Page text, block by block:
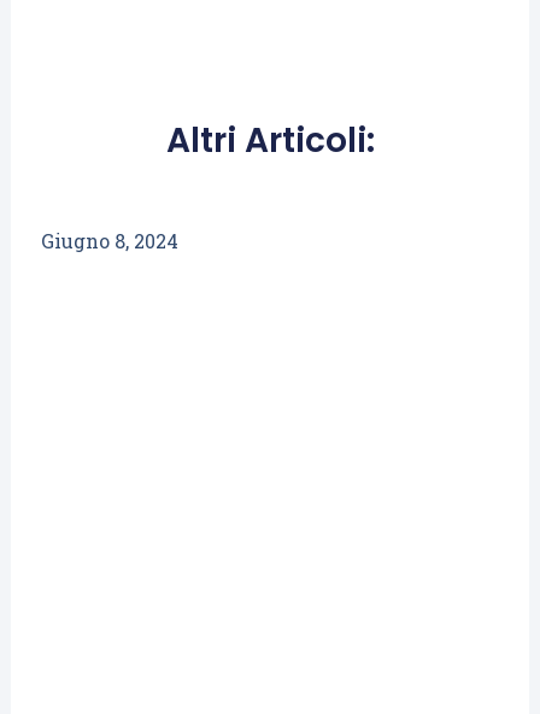
Altri Articoli:
Giugno 8, 2024